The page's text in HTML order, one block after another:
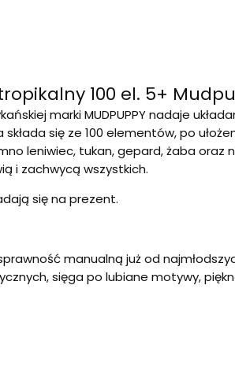
100 el. 5+
marki MUDPUPPY nadaje
się ze 100 elementów, po
leniwiec, tukan, gepard, żaba oraz
i zachwycą wszystkich.
się na prezent.
manualną już od
sięga po lubiane motywy,